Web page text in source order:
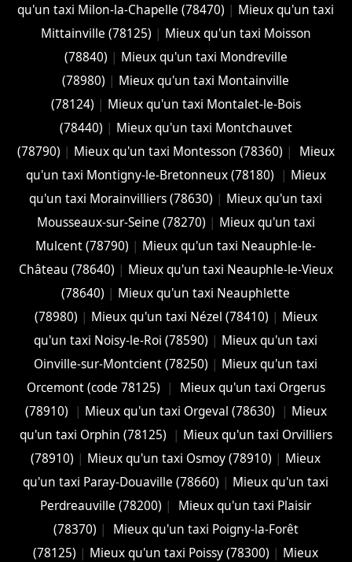
qu'un taxi Milon-la-Chapelle (78470) | Mieux qu'un taxi
Mittainville (78125) | Mieux qu'un taxi Moisson
(78840) | Mieux qu'un taxi Mondreville
(78980) | Mieux qu'un taxi Montainville
(78124) | Mieux qu'un taxi Montalet-le-Bois
(78440) | Mieux qu'un taxi Montchauvet
(78790) | Mieux qu'un taxi Montesson (78360) |
Mieux
qu'un taxi Montigny-le-Bretonneux (78180)
| Mieux
qu'un taxi Morainvilliers (78630) | Mieux qu'un taxi
Mousseaux-sur-Seine (78270) | Mieux qu'un taxi
Mulcent (78790) | Mieux qu'un taxi Neauphle-le-
Château (78640) | Mieux qu'un taxi Neauphle-le-Vieux
(78640) | Mieux qu'un taxi Neauphlette
(78980) | Mieux qu'un taxi Nézel (78410) | Mieux
qu'un taxi Noisy-le-Roi (78590) | Mieux qu'un taxi
Oinville-sur-Montcient (78250) | Mieux qu'un taxi
Orcemont (code 78125)
|
Mieux qu'un taxi Orgerus
(78910)
| Mieux qu'un taxi Orgeval (78630) | Mieux
qu'un taxi Orphin (78125)
| Mieux qu'un taxi Orvilliers
(78910) | Mieux qu'un taxi Osmoy (78910) | Mieux
qu'un taxi Paray-Douaville (78660) | Mieux qu'un taxi
Perdreauville (78200) |
Mieux qu'un taxi Plaisir
(78370) |
Mieux qu'un taxi Poigny-la-Forêt
(78125) | Mieux qu'un taxi Poissy (78300) | Mieux